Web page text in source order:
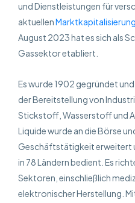
und Dienstleistungen für
aktuellenMarktkapitalisierung
August 2023 hat es sich als
Gassektor etabliert.
Es wurde 1902 gegründet
der Bereitstellung von
Stickstoff, Wasserstoff und
Liquide wurde an die Börse
Geschäftstätigkeit erweitert
in 78 Ländern bedient. Es
Sektoren, einschließlich
elektronischer Herstellung.